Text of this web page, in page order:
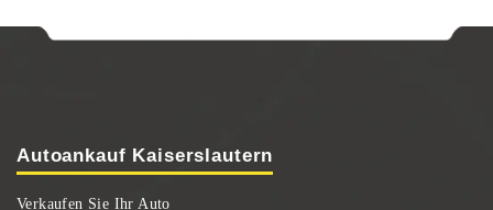
Autoankauf Kaiserslautern
Verkaufen Sie Ihr Auto